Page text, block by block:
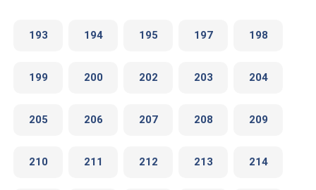
193 194 195 197 198
199 200 202 203 204
205 206 207 208 209
210 211 212 213 214